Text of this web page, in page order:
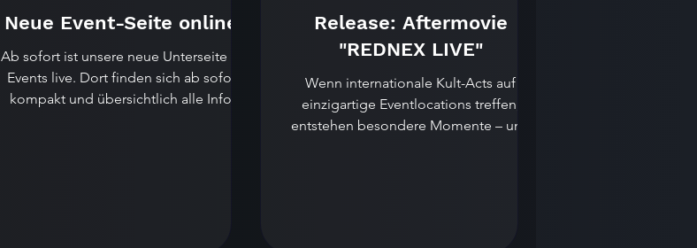
Neue Event-Seite online!
Ab sofort ist unsere neue Unterseite für
Events live. Dort finden sich ab sofort
kompakt und übersichtlich alle Infos
Release: Aftermovie
"REDNEX LIVE"
Wenn internationale Kult-Acts auf
einzigartige Eventlocations treffen,
entstehen besondere Momente – und